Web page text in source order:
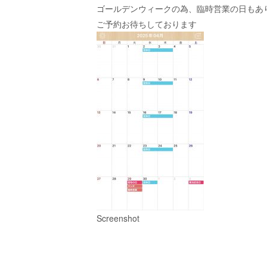
ゴールデンウィークの為、臨時営業の日もあ
ご予約お待ちしております
Screenshot